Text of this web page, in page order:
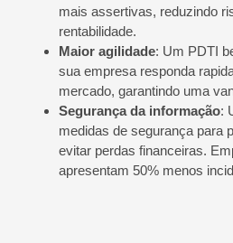
mais assertivas, reduzindo
rentabilidade.
Maior agilidade: Um PDTI
sua empresa responda
mercado, garantindo uma
Segurança da informação:
medidas de segurança para
evitar perdas financeiras.
apresentam 50% menos